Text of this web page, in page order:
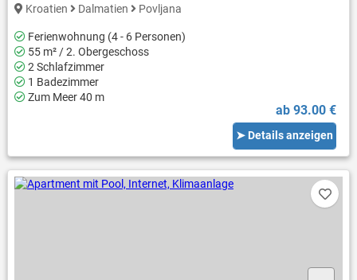
Kroatien Dalmatien Povljana
Ferienwohnung (4 - 6 Personen)
55 m² / 2. Obergeschoss
2 Schlafzimmer
1 Badezimmer
Zum Meer 40 m
ab 93.00 €
➤ Details anzeigen